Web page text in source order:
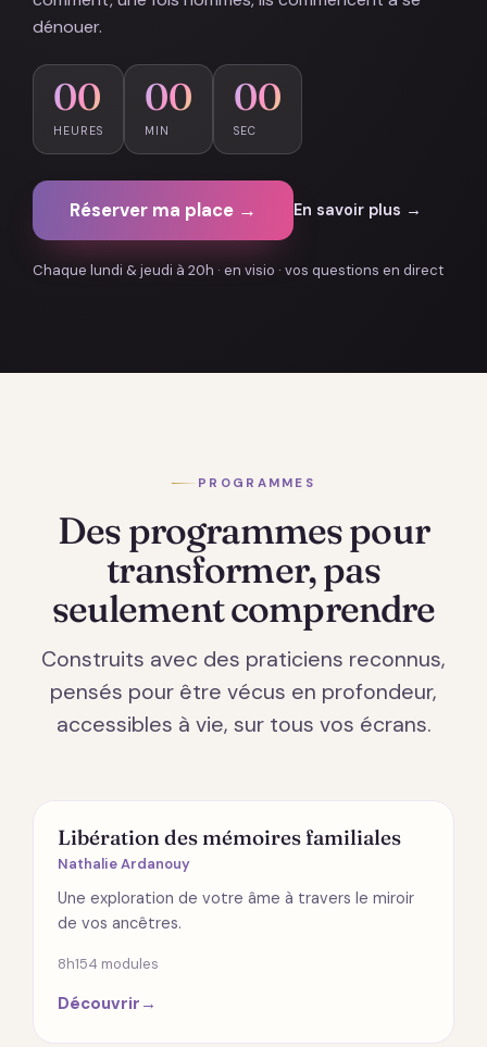
dénouer.
00
HEURES
00
MIN
00
SEC
Réserver ma place → En savoir plus →
Chaque lundi & jeudi à 20h · en visio · vos questions en direct
PROGRAMMES
Des programmes pour
transformer, pas
seulement comprendre
Construits avec des praticiens reconnus,
pensés pour être vécus en profondeur,
accessibles à vie, sur tous vos écrans.
ÉMOTIONS
Libération des mémoires familiales
Nathalie Ardanouy
Une exploration de votre âme à travers le miroir
de vos ancêtres.
8h154 modules
Découvrir →